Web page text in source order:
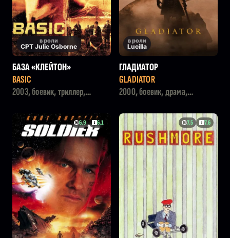
в роли
CPT Julie Osborne
БАЗА «КЛЕЙТОН»
BASIC
2003, боевик, триллер,
в роли
Lucilla
ГЛАДИАТОР
GLADIATOR
2000, боевик, драма,
6.9 6.1 7.5 7.6